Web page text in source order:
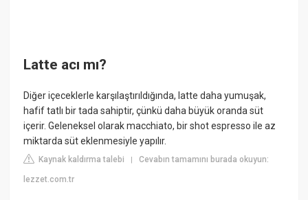
Latte acı mı?
Diğer içeceklerle karşılaştırıldığında, latte daha yumuşak,
hafif tatlı bir tada sahiptir, çünkü daha büyük oranda süt
içerir. Geleneksel olarak macchiato, bir shot espresso ile az
miktarda süt eklenmesiyle yapılır.
Kaynak kaldırma talebi |Cevabın tamamını burada okuyun:
lezzet.com.tr